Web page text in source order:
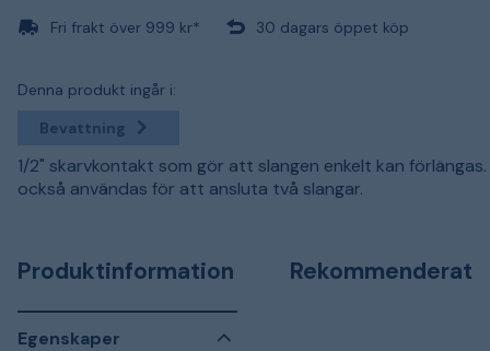
Fri frakt över 999 kr* 30 dagars öppet köp
Denna produkt ingår i:
Bevattning
1/2" skarvkontakt som gör att slangen enkelt kan förlängas.
också användas för att ansluta två slangar.
Produktinformation
Egenskaper
Rekommenderat